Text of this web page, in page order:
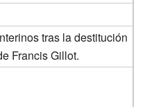
tras la destitución
Francis Gillot.